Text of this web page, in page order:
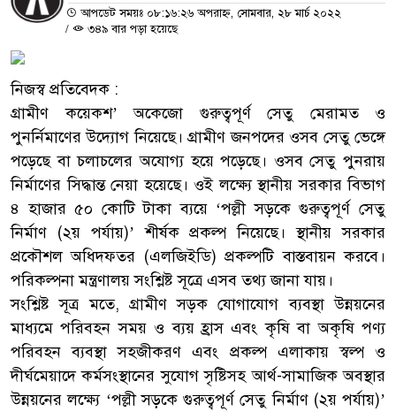
আপডেট সময়ঃ ০৮:১৬:২৬ অপরাহ্ন, সোমবার, ২৮ মার্চ ২০২২
/
৩৪৯ বার পড়া হয়েছে
নিজস্ব প্রতিবেদক :
গ্রামীণ কয়েকশ’ অকেজো গুরুত্বপূর্ণ সেতু মেরামত ও
পুনর্নিমাণের উদ্যোগ নিয়েছে। গ্রামীণ জনপদের ওসব সেতু ভেঙ্গে
পড়েছে বা চলাচলের অযোগ্য হয়ে পড়েছে। ওসব সেতু পুনরায়
নির্মাণের সিদ্ধান্ত নেয়া হয়েছে। ওই লক্ষ্যে স্থানীয় সরকার বিভাগ
৪ হাজার ৫০ কোটি টাকা ব্যয়ে ‘পল্লী সড়কে গুরুত্বপূর্ণ সেতু
নির্মাণ (২য় পর্যায়)’ শীর্ষক প্রকল্প নিয়েছে। স্থানীয় সরকার
প্রকৌশল অধিদফতর (এলজিইডি) প্রকল্পটি বাস্তবায়ন করবে।
পরিকল্পনা মন্ত্রণালয় সংশ্লিষ্ট সূত্রে এসব তথ্য জানা যায়।
সংশ্লিষ্ট সূত্র মতে, গ্রামীণ সড়ক যোগাযোগ ব্যবস্থা উন্নয়নের
মাধ্যমে পরিবহন সময় ও ব্যয় হ্রাস এবং কৃষি বা অকৃষি পণ্য
পরিবহন ব্যবস্থা সহজীকরণ এবং প্রকল্প এলাকায় স্বল্প ও
দীর্ঘমেয়াদে কর্মসংস্থানের সুযোগ সৃষ্টিসহ আর্থ-সামাজিক অবস্থার
উন্নয়নের লক্ষ্যে ‘পল্লী সড়কে গুরুত্বপূর্ণ সেতু নির্মাণ (২য় পর্যায়)’